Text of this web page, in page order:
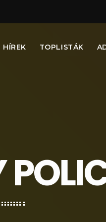
HÍREK TOPLISTÁK